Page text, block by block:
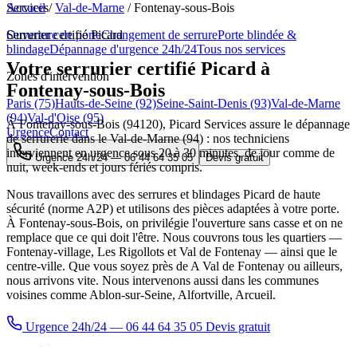
Services
Ouverture de porteChangement de serrurePorte blindée &
blindageDépannage d'urgence 24h/24Tous nos services
Zones d'intervention
Paris (75)Hauts-de-Seine (92)Seine-Saint-Denis (93)Val-de-Marne
(94)Val-d'Oise (95)
UrgenceContact
Urgence 24h/24 —06 44 64 35 05 Devis gratuit
Accueil / Val-de-Marne / Fontenay-sous-Bois
Serrurier certifié Picard
Votre serrurier certifié Picard à
Fontenay-sous-Bois
À Fontenay-sous-Bois (94120), Picard Services assure le dépannage
de serrurerie dans le Val-de-Marne (94) : nos techniciens
interviennent en urgence sous 20 à 30 minutes, de jour comme de
nuit, week-ends et jours fériés compris.
Nous travaillons avec des serrures et blindages Picard de haute
sécurité (norme A2P) et utilisons des pièces adaptées à votre porte.
À Fontenay-sous-Bois, on privilégie l'ouverture sans casse et on ne
remplace que ce qui doit l'être. Nous couvrons tous les quartiers —
Fontenay-village, Les Rigollots et Val de Fontenay — ainsi que le
centre-ville. Que vous soyez près de A Val de Fontenay ou ailleurs,
nous arrivons vite. Nous intervenons aussi dans les communes
voisines comme Ablon-sur-Seine, Alfortville, Arcueil.
Urgence 24h/24 — 06 44 64 35 05 Devis gratuit